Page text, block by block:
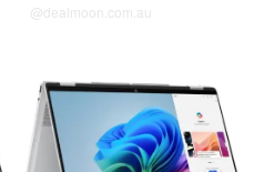
@dealmoon.com.au